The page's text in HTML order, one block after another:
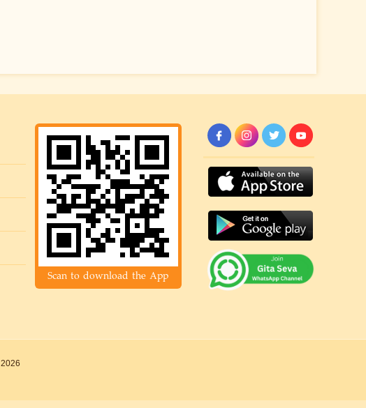
Scan to download the App
2026